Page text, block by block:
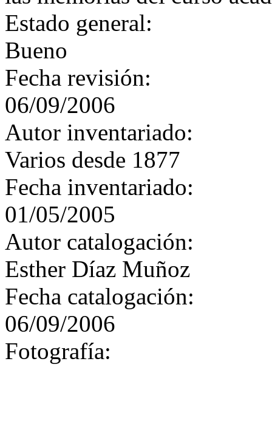
Estado general:
Bueno
Fecha revisión:
06/09/2006
Autor inventariado:
Varios desde 1877
Fecha inventariado:
01/05/2005
Autor catalogación:
Esther Díaz Muñoz
Fecha catalogación:
06/09/2006
Fotografía: